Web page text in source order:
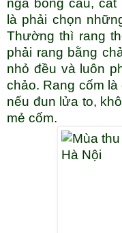
ngả bóng câu,
là phải chọn
Thường thì rang
phải rang bằng
nhỏ đều và luôn
chảo. Rang cốm
nếu đun lửa to,
mẻ cốm.